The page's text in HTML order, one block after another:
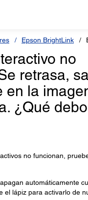
Epson BrightLink
no
retrasa,
en la
¿Qué debo
no funcionan,
automáticamente
el lápiz para activarlo de